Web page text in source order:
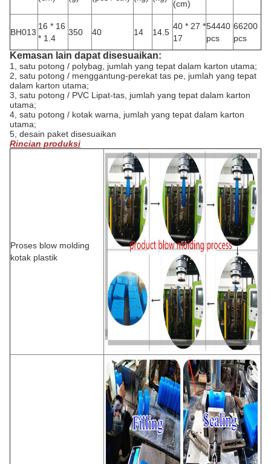
(cm)
BH013
16 * 16
* 1.4
350 40 14 14.5
40 * 27 *
17
54440
pcs
66200
pcs
Kemasan lain dapat disesuaikan:
1, satu potong / polybag, jumlah yang tepat dalam karton utama;
2, satu potong / menggantung-perekat tas pe, jumlah yang tepat
dalam karton utama;
3, satu potong / PVC Lipat-tas, jumlah yang tepat dalam karton
utama;
4, satu potong / kotak warna, jumlah yang tepat dalam karton
utama;
5, desain paket disesuaikan
Rincian produksi
Proses blow molding
kotak plastik